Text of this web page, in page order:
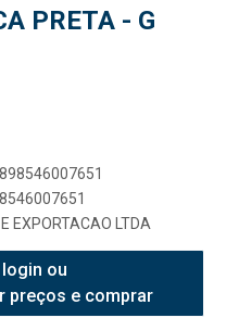
PRETA - G
EXPORTACAO LTDA
ou
preços e comprar